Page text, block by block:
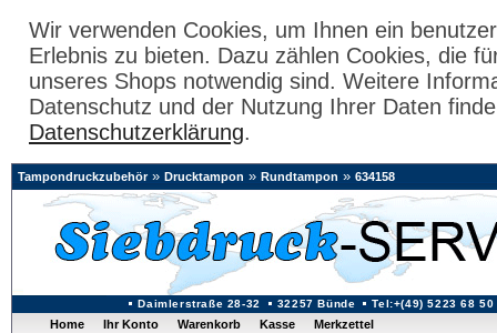
Wir verwenden Cookies, um Ihnen ein
Erlebnis zu bieten. Dazu zählen Cookies, die
unseres Shops notwendig sind. Weitere
Datenschutz und der Nutzung Ihrer Daten
Datenschutzerklärung.
Daimlerstraße 28-32 32257 Bünde Tel:+(49) 5223 68 50
Tampondruckzubehör» Drucktampon » Rundtampon » 634158
Home Ihr Konto Warenkorb Kasse Merkzettel